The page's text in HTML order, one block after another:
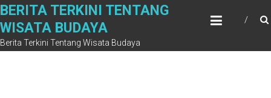
Skip
content
BERITA TERKINI TENTANG
WISATA BUDAYA
Berita Terkini Tentang Wisata Budaya